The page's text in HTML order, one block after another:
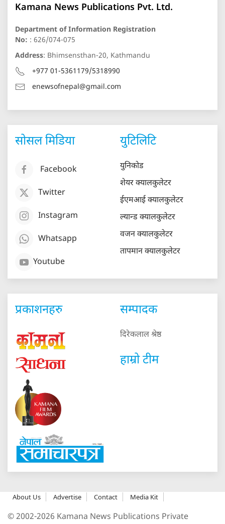
Kamana News Publications Pvt. Ltd.
Department of Information Registration
No: : 626/074-075
Address: Bhimsensthan-20, Kathmandu
+977 01-5361179/5318990
enewsofnepal@gmail.com
सोसल मिडिया
Facebook
Twitter
Instagram
Whatsapp
Youtube
युटिलिटि
युनिकोड
शेयर क्यालकुलेटर
ईएमआई क्यालकुलेटर
ल्यान्ड क्यालकुलेटर
वजन क्यालकुलेटर
तापमान क्यालकुलेटर
प्रकाशनहरु सम्पादक
दिरेकलाल श्रेष्ठ
हाम्रो टीम
About Us Advertise Contact Media Kit
© 2002-2026 Kamana News Publications Private